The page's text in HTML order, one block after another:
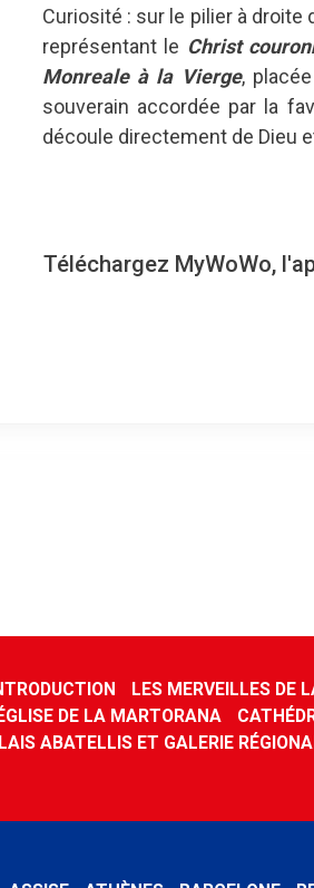
Curiosité : sur le pilier à
représentant le Christ
Monreale à la Vierge,
souverain accordée par la
découle directement de Dieu
Téléchargez MyWoWo,
LES MERVEILLES DE
DE LA MARTORANA
ABATELLIS ET GALERIE